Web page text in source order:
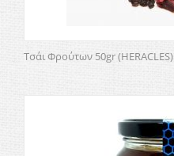
Τσάι Φρούτων 50gr (HERACLES)